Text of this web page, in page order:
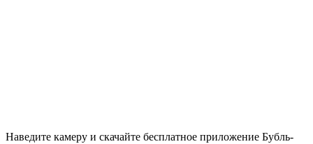
Наведите камеру и скачайте бесплатное приложение Бубль-